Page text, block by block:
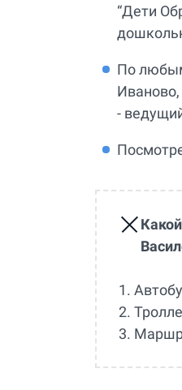
“Дети
По
Иваново,
-
1.
2.
3.